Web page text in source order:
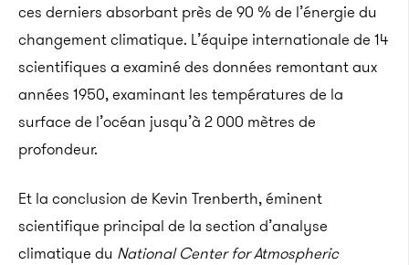
ces derniers absorbant près de 90 % de l’énergie du
changement climatique. L’équipe internationale de 14
scientifiques a examiné des données remontant aux
années 1950, examinant les températures de la
surface de l’océan jusqu’à 2 000 mètres de
profondeur.
Et la conclusion de Kevin Trenberth, éminent
scientifique principal de la section d’analyse
climatique du National Center for Atmospheric